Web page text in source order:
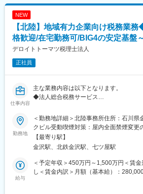
要に応じ、見積作成・作図等を支援する
すのでご安心ください。
※全てを取り扱っているのは、総合電機
けです！
■求人の特徴：
・高い開発力と豊富な商品ラインナップ
ランドを背負い、顧客の課題解決をミッ
追求できる業務です。
よう、事務所の入退室時間をシステムと
た就業環境が実現できます。
NEW
【北陸】地域有力企業向け税務業
格歓迎/在宅勤務可/BIG4の安定基盤
デロイトトーマツ税理士法人
正社員
仕事内容
主な業務内容は以下となります。
◆法人総合税務サービス
ンス業務を幅広く提供します。
・法人に係る全般的な税務相談
・法人税・消費税・法人地方税の申告書
・税務調査の立会い
・法人の予実績管理を含む記帳代行業務
・財務数値をベースとした経営者へのア
・組織再編税務コンサルティング
勤務地
＜勤務地詳細＞北陸事務所住所：石川県
クビル受動喫煙対策：屋内全面禁煙変更
業所
【最寄り駅】
金沢駅、北鉄金沢駅、七ツ屋駅
給与
＜予定年収＞450万円～1,500万円＜賃
し＜賃金内訳＞月額（基本給）：